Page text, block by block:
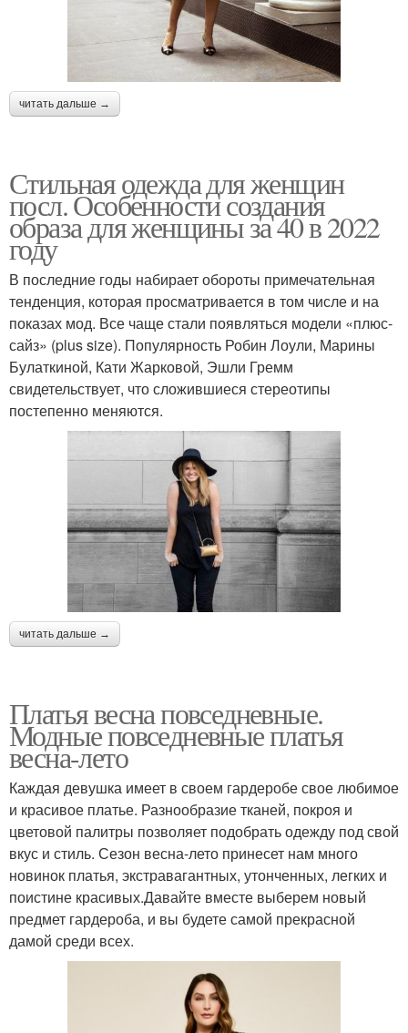
читать дальше →
Стильная одежда для женщин
посл. Особенности создания
образа для женщины за 40 в 2022
году
В последние годы набирает обороты примечательная
тенденция, которая просматривается в том числе и на
показах мод. Все чаще стали появляться модели «плюс-
сайз» (plus size). Популярность Робин Лоули, Марины
Булаткиной, Кати Жарковой, Эшли Гремм
свидетельствует, что сложившиеся стереотипы
постепенно меняются.
читать дальше →
Платья весна повседневные.
Модные повседневные платья
весна-лето
Каждая девушка имеет в своем гардеробе свое любимое
и красивое платье. Разнообразие тканей, покроя и
цветовой палитры позволяет подобрать одежду под свой
вкус и стиль. Сезон весна-лето принесет нам много
новинок платья, экстравагантных, утонченных, легких и
поистине красивых.Давайте вместе выберем новый
предмет гардероба, и вы будете самой прекрасной
дамой среди всех.